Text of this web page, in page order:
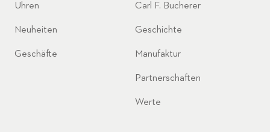
Uhren
Neuheiten
Geschäfte
Carl F. Bucherer
Geschichte
Manufaktur
Partnerschaften
Werte